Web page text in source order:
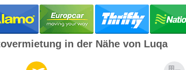
in der Nähe von Luqa